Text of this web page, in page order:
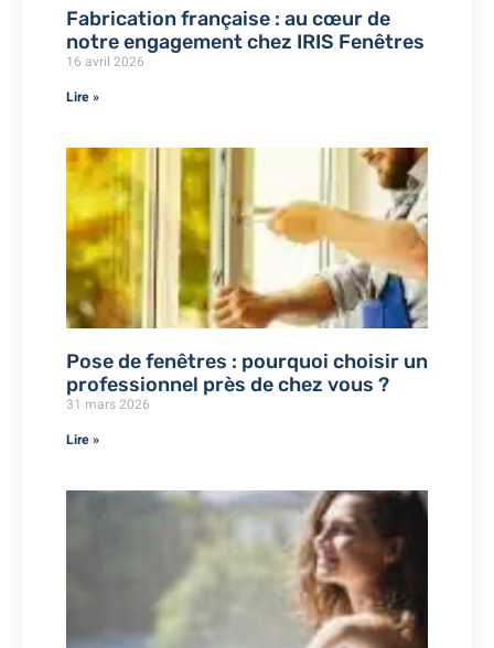
Fabrication française : au cœur de
notre engagement chez IRIS Fenêtres
16 avril 2026
Lire »
Pose de fenêtres : pourquoi choisir un
professionnel près de chez vous ?
31 mars 2026
Lire »